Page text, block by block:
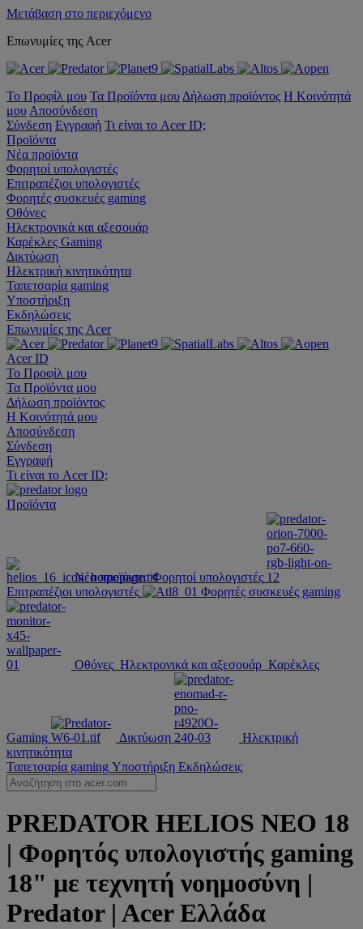
Μετάβαση στο περιεχόμενο
Επωνυμίες της Acer
Το Προφίλ μου Τα Προϊόντα μου Δήλωση προϊόντος Η Κοινότητά
μου Αποσύνδεση
Σύνδεση Εγγραφή Τι είναι το Acer ID;
Προϊόντα
Νέα προϊόντα
Φορητοί υπολογιστές
Επιτραπέζιοι υπολογιστές
Φορητές συσκευές gaming
Οθόνες
Ηλεκτρονικά και αξεσουάρ
Καρέκλες Gaming
Δικτύωση
Ηλεκτρική κινητικότητα
Ταπετσαρία gaming
Υποστήριξη
Εκδηλώσεις
Επωνυμίες της Acer
Acer ID
Το Προφίλ μου
Τα Προϊόντα μου
Δήλωση προϊόντος
Η Κοινότητά μου
Αποσύνδεση
Σύνδεση
Εγγραφή
Τι είναι το Acer ID;
Προϊόντα
Νέα προϊόντα Φορητοί υπολογιστές
Επιτραπέζιοι υπολογιστές
Φορητές συσκευές gaming
Οθόνες Ηλεκτρονικά και αξεσουάρ Καρέκλες
Gaming Δικτύωση
Ηλεκτρική
κινητικότητα
Ταπετσαρία gaming Υποστήριξη Εκδηλώσεις
PREDATOR HELIOS NEO 18
| Φορητός υπολογιστής gaming
18" με τεχνητή νοημοσύνη |
Predator | Acer Ελλάδα